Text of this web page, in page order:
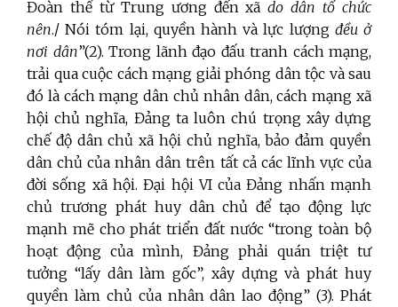
Đoàn thể từ Trung ương đến xãdo dân tổ chức
nên./ Nói tóm lại, quyền hành và lực lượng đều ở
nơi dân”(2). Trong lãnh đạo đấu tranh cách mạng,
trải qua cuộc cách mạng giải phóng dân tộc và sau
đó là cách mạng dân chủ nhân dân, cách mạng xã
hội chủ nghĩa, Đảng ta luôn chú trọng xây dựng
chế độ dân chủ xã hội chủ nghĩa, bảo đảm quyền
dân chủ của nhân dân trên tất cả các lĩnh vực của
đời sống xã hội. Đại hội VI của Đảng nhấn mạnh
chủ trương phát huy dân chủ để tạo động lực
mạnh mẽ cho phát triển đất nước “trong toàn bộ
hoạt động của mình, Đảng phải quán triệt tư
tưởng “lấy dân làm gốc”, xây dựng và phát huy
quyền làm chủ của nhân dân lao động” (3). Phát